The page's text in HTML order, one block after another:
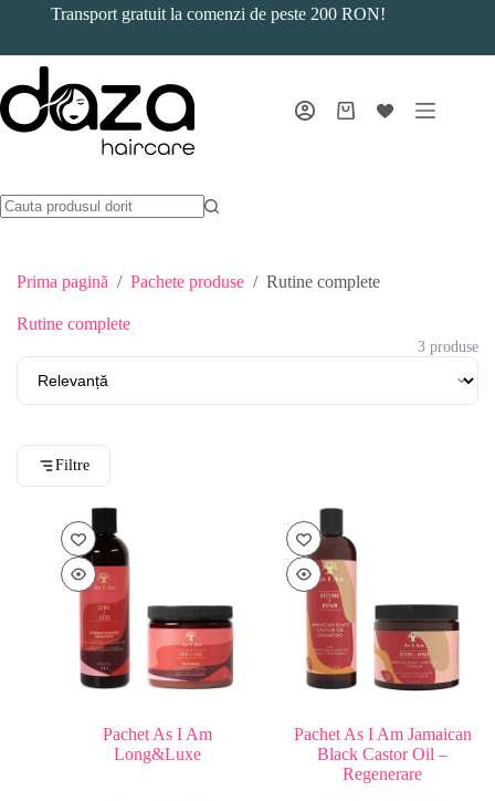
Transport gratuit la comenzi de peste 200 RON!
Coș
Prima pagină / Pachete produse / Rutine complete
Rutine complete
3 produse
Filtre
Pachet As I Am
Long&Luxe
Pachet As I Am Jamaican
Black Castor Oil –
Regenerare